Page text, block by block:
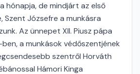
hónapja, de mindjárt az első
Szent Józsefre a munkásra
Az ünnepet XII. Piusz pápa
a munkások védőszentjének
szentről Horváth
Hámori Kinga